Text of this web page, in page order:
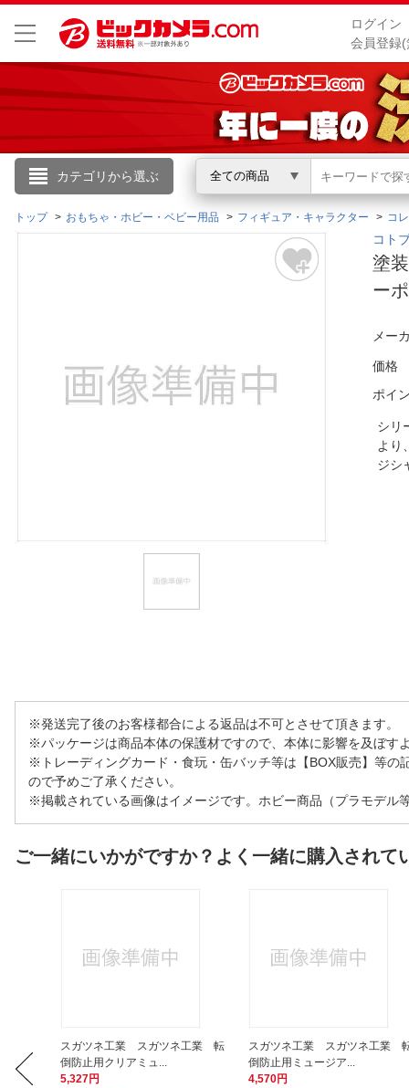
ログイン
会員登録(
カテゴリから選ぶ 全ての商品
こんにちは
ログイン
閲覧履歴
トップ おもちゃ・ホビー・ベビー用品 フィギュア・キャラクター コ
コト
塗
ー
メー
価格
ポイ
シリ
より
ジシ
※発送完了後のお客様都合による返品は不可とさせて頂きます。
※パッケージは商品本体の保護材ですので、本体に影響を及ぼす
※トレーディングカード・食玩・缶バッチ等は【BOX販売】等の
ので予めご了承ください。
※掲載されている画像はイメージです。ホビー商品（プラモデル
ご一緒にいかがですか？よく一緒に購入されて
スガツネ工業 スガツネ工業 転
倒防止用クリアミュ...
5,327円
スガツネ工業 スガツネ工業
倒防止用ミュージア...
4,570円